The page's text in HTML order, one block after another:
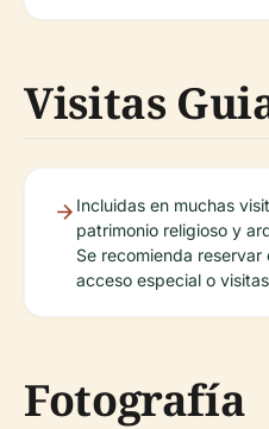
Visitas
Incluidas en muchas
patrimonio religioso y
Se recomienda
acceso especial o
Fotografía